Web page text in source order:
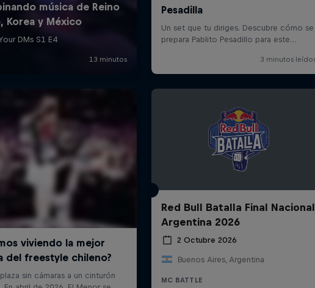
Red Bull Batalla Final Nacional
Argentina 2026
2 Octubre 2026
Buenos Aires, Argentina
MC BATTLE